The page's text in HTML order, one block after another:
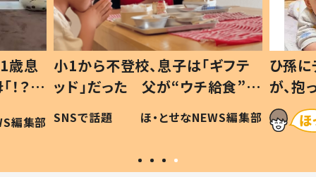
フテ
食”を
編集部
ひ孫にデレデレな80歳じいじ
が、抱っこすると…ひ孫の反応に
「涙が出ました」「可愛くて仕方な
い」
ほ・とせなNEWS編集部